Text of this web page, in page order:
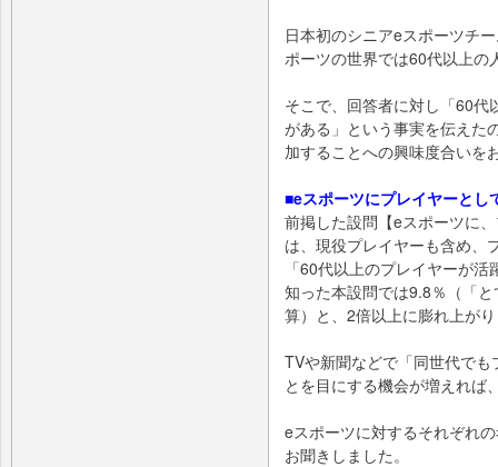
日本初のシニアeスポーツチ
ポーツの世界では60代以上の
そこで、回答者に対し「60
がある」という事実を伝えた
加することへの興味度合いを
■eスポーツにプレイヤーと
前掲した設問【eスポーツに
は、現役プレイヤーも含め、
「60代以上のプレイヤーが
知った本設問では9.8％（「
算）と、2倍以上に膨れ上が
TVや新聞などで「同世代で
とを目にする機会が増えれば
eスポーツに対するそれぞれ
お聞きしました。